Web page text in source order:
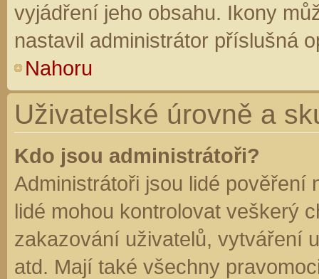
vyjádření jeho obsahu. Ikony
nastavil administrátor příslušná
Nahoru
Uživatelské úrovně a
Kdo jsou administrátoři?
Administrátoři jsou lidé pověření
lidé mohou kontrolovat veškerý
zakazování uživatelů, vytváření
atd. Mají také všechny